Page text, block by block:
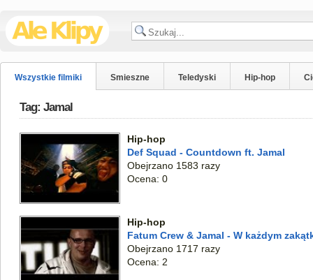
Wszystkie filmiki Smieszne Teledyski Hip-hop
Tag: Jamal
Hip-hop
Def Squad - Countdown ft. Jamal
Obejrzano 1583 razy
Ocena: 0
Hip-hop
Fatum Crew & Jamal - W każdym
Obejrzano 1717 razy
Ocena: 2